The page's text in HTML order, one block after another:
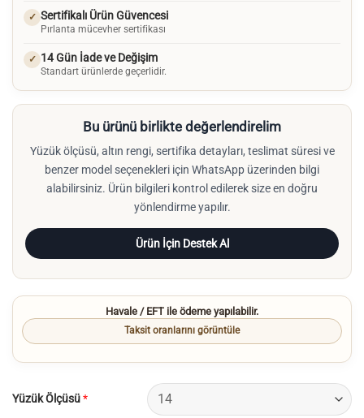
✓ Sertifikalı Ürün Güvencesi
Pırlanta mücevher sertifikası
✓ 14 Gün İade ve Değişim
Standart ürünlerde geçerlidir.
Bu ürünü birlikte değerlendirelim
Yüzük ölçüsü, altın rengi, sertifika detayları, teslimat süresi ve
benzer model seçenekleri için WhatsApp üzerinden bilgi
alabilirsiniz. Ürün bilgileri kontrol edilerek size en doğru
yönlendirme yapılır.
Ürün İçin Destek Al
Havale / EFT ile ödeme yapılabilir.
Taksit oranlarını görüntüle
Yüzük Ölçüsü*